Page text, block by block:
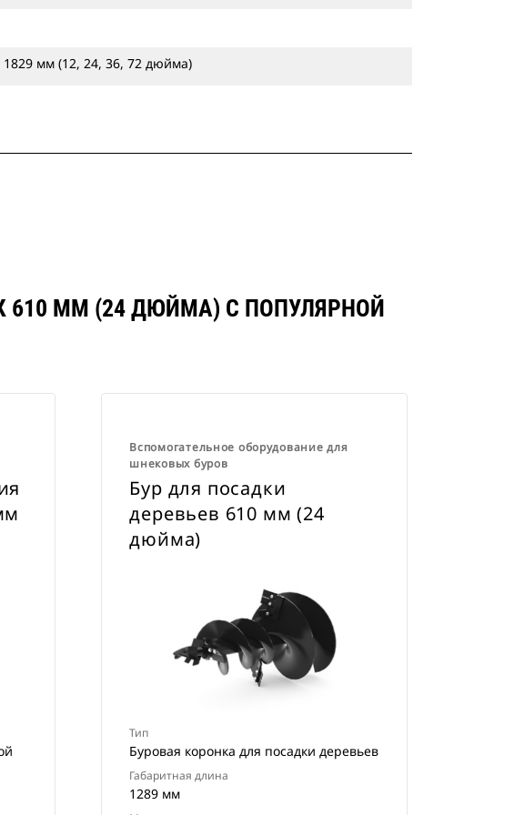
1829 мм (12, 24, 36, 72 дюйма)
610 ММ (24 ДЮЙМА) С ПОПУЛЯРНОЙ
Вспомогательное оборудование для
шнековых буров
Бур для посадки
деревьев 610 мм (24
дюйма)
Тип
Буровая коронка для посадки деревьев
Габаритная длина
1289 мм